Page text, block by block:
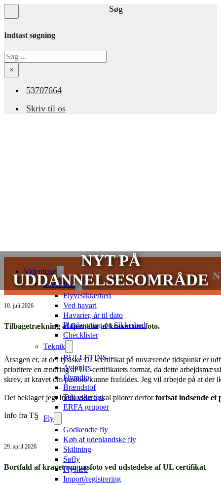
Indtast søgning
Søg
×
Søg
53707664
Skriv til os
Videnbase
Sikkerhed
Flyvesikkerhed
Ved havari
Havarier, år til dato
Planlægning og Sikkerhed
Checklister
Teknik
BULLETINS
Avionics
Flyradio
Brændstof
Tekniske tips
ERFA grupper
Fly
Godkendte fly
Køb af udenlandske fly
Skiltning
Søfly
Flyslæb
Import/registrering
NYT PÅ
UDDANNELSESOMRÅDE
10. juli 2026
Tilbagetrækning af fjernelse af kravet om foto.
Årsagen er, at det fysiske UL-certifikat på nuværende tidspunkt er
prioritere en ændring af UL-certifikatets format, da dette
skrev, at kravet om pasfoto kunne frafaldes. Jeg vil arbejde på at
Det beklager jeg. Indtil videre skal piloter derforfortsat indsende et
Info fra TS
29. april 2026
Bortfald af kravet om pasfoto ved udstedelse af UL certifikat